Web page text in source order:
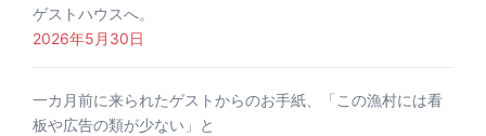
ゲストハウスへ。
2026年5月30日
一カ月前に来られたゲストからのお手紙、「この漁村には看
板や広告の類が少ない」と